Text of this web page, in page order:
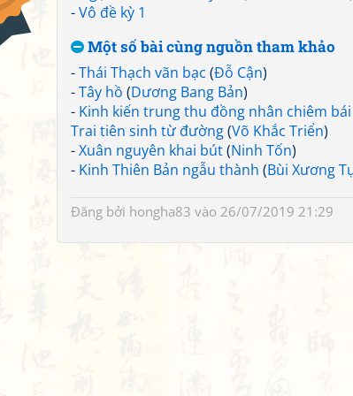
-Vô đề kỳ 1
Một số bài cùng nguồn tham khảo
-Thái Thạch vãn bạc (Đỗ Cận)
-Tây hồ (Dương Bang Bản)
- Kinh kiến trung thu đồng nhân chiêm
Trai tiên sinh từ đường(Võ Khắc Triển)
-Xuân nguyên khai bút(Ninh Tốn)
- Kinh Thiên Bản ngẫu thành (Bùi Xương
Đăng bởi hongha83 vào 26/07/2019 21:29